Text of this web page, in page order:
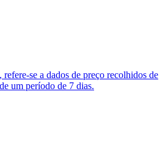
refere-se a dados de preço recolhidos de
um período de 7 dias.